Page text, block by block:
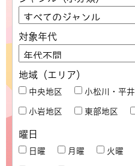
対象年代
地域（エリア）
中央地区 小松川・平
小岩地区 東部地区
曜日
日曜 月曜 火曜